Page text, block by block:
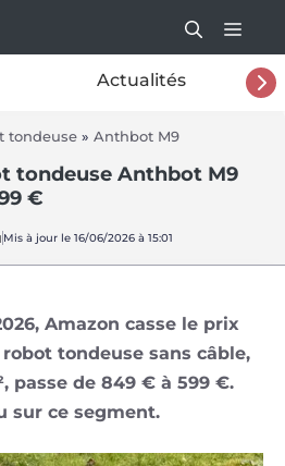
Actualités
tondeuse » Anthbot M9
tondeuse Anthbot M9
€
Mis à jour le 16/06/2026 à 15:01
Amazon casse le prix
robot tondeuse sans câble,
passe de 849 € à 599 €.
sur ce segment.